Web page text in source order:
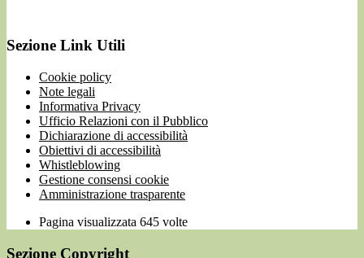
Sezione Link Utili
Cookie policy
Note legali
Informativa Privacy
Ufficio Relazioni con il Pubblico
Dichiarazione di accessibilità
Obiettivi di accessibilità
Whistleblowing
Gestione consensi cookie
Amministrazione trasparente
Pagina visualizzata 645 volte
Sezione Copyright